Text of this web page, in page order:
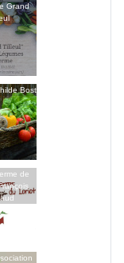
Grand
Bost
de